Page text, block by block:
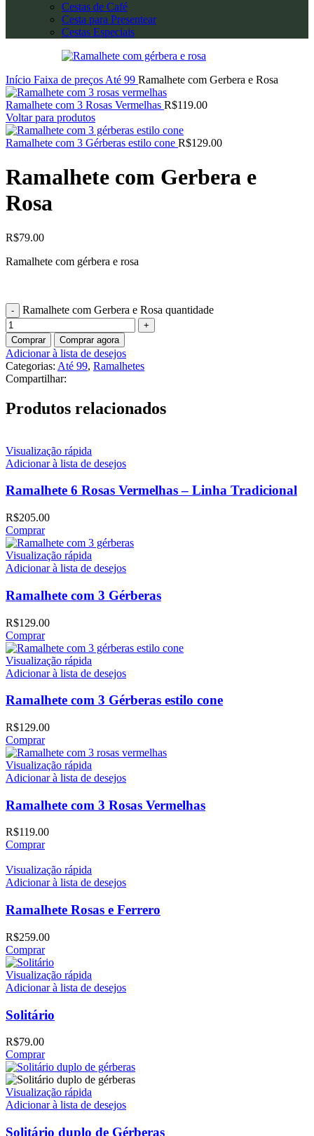
Cestas de Café
Cesta para Presentear
Cestas Especiais
Início Faixa de preços Até 99 Ramalhete com Gerbera e Rosa
Ramalhete com 3 Rosas Vermelhas R$119.00
Voltar para produtos
Ramalhete com 3 Gérberas estilo cone R$129.00
Ramalhete com Gerbera e
Rosa
R$79.00
Ramalhete com gérbera e rosa
Ramalhete com Gerbera e Rosa quantidade
Comprar Comprar agora
Adicionar à lista de desejos
Categorias: Até 99, Ramalhetes
Compartilhar:
Produtos relacionados
Visualização rápida
Adicionar à lista de desejos
Ramalhete 6 Rosas Vermelhas – Linha Tradicional
R$205.00
Comprar
Visualização rápida
Adicionar à lista de desejos
Ramalhete com 3 Gérberas
R$129.00
Comprar
Visualização rápida
Adicionar à lista de desejos
Ramalhete com 3 Gérberas estilo cone
R$129.00
Comprar
Visualização rápida
Adicionar à lista de desejos
Ramalhete com 3 Rosas Vermelhas
R$119.00
Comprar
Visualização rápida
Adicionar à lista de desejos
Ramalhete Rosas e Ferrero
R$259.00
Comprar
Visualização rápida
Adicionar à lista de desejos
Solitário
R$79.00
Comprar
Visualização rápida
Adicionar à lista de desejos
Solitário duplo de Gérberas